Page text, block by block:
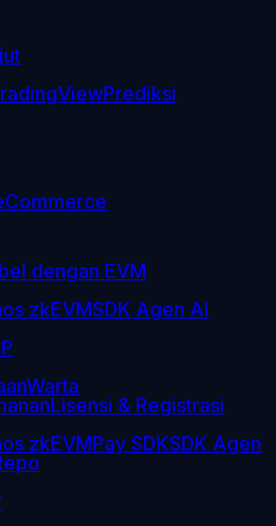
Prediksi
dengan EVM
zkEVMSDK Agen AI
Warta
Lisensi & Registrasi
zkEVMPay SDKSDK Agen